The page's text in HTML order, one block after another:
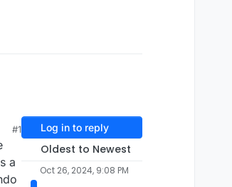
#1
a
Log in to reply
Oldest to Newest
Oct 26, 2024, 9:08 PM